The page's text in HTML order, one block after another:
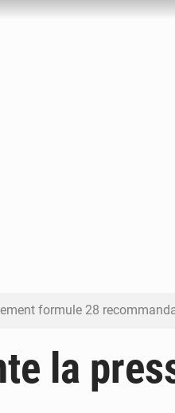
formule 28 recommandations sur le
foire agricole pour renforcer la
la